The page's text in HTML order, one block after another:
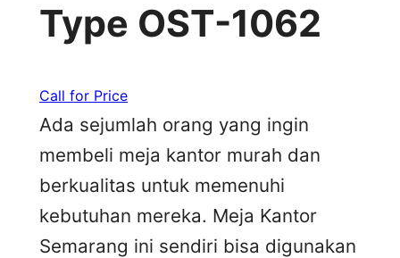
Type OST-1062
Call for Price
Ada sejumlah orang yang ingin
membeli meja kantor murah dan
berkualitas untuk memenuhi
kebutuhan mereka. Meja Kantor
Semarang ini sendiri bisa digunakan